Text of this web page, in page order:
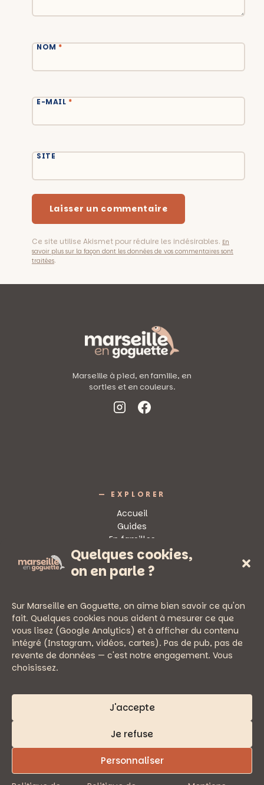
Quelques cookies,
on en parle ?
Sur Marseille en Goguette, on aime bien savoir ce qu'on
fait. Quelques cookies nous aident à mesurer ce que
vous lisez (Google Analytics) et à afficher du contenu
intégré (Instagram, vidéos, cartes). Pas de pub, pas de
revente de données — c'est notre engagement. Vous
choisissez.
J'accepte
Je refuse
Personnaliser
NOM*
E-MAIL *
SITE
Ce site utilise Akismet pour réduire les indésirables. En
savoir plus sur la façon dont les données de vos commentaires sont
traitées.
Marseille à pied, en famille, en
sorties et en couleurs.
— EXPLORER
Accueil
Guides
En familles
Sorties
— PRATIQUE
Newsletter
© 2026 Marseille en Goguette